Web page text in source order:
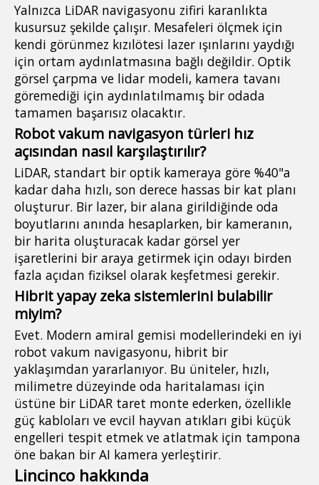
Yalnızca LiDAR navigasyonu zifiri karanlıkta
kusursuz şekilde çalışır. Mesafeleri ölçmek için
kendi görünmez kızılötesi lazer ışınlarını yaydığı
için ortam aydınlatmasına bağlı değildir. Optik
görsel çarpma ve lidar modeli, kamera tavanı
göremediği için aydınlatılmamış bir odada
tamamen başarısız olacaktır.
Robot vakum navigasyon türleri hız
açısından nasıl karşılaştırılır?
LiDAR, standart bir optik kameraya göre %40"a
kadar daha hızlı, son derece hassas bir kat planı
oluşturur. Bir lazer, bir alana girildiğinde oda
boyutlarını anında hesaplarken, bir kameranın,
bir harita oluşturacak kadar görsel yer
işaretlerini bir araya getirmek için odayı birden
fazla açıdan fiziksel olarak keşfetmesi gerekir.
Hibrit yapay zeka sistemlerini bulabilir
miyim?
Evet. Modern amiral gemisi modellerindeki en iyi
robot vakum navigasyonu, hibrit bir
yaklaşımdan yararlanıyor. Bu üniteler, hızlı,
milimetre düzeyinde oda haritalaması için
üstüne bir LiDAR taret monte ederken, özellikle
güç kabloları ve evcil hayvan atıkları gibi küçük
engelleri tespit etmek ve atlatmak için tampona
öne bakan bir AI kamera yerleştirir.
Lincinco hakkında